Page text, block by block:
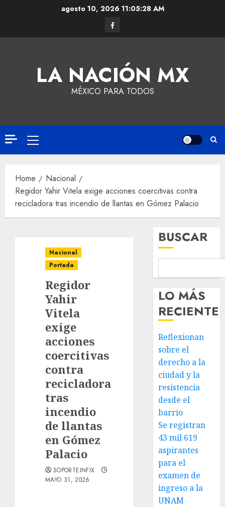
agosto 10, 2026 11:05:29 AM
LA NACIÓN MX
MÉXICO PARA TODOS
Home
Nacional
Regidor Yahir Vitela exige acciones coercitivas contra
recicladora tras incendio de llantas en Gómez Palacio
Nacional
Portada
Regidor
Yahir
Vitela
exige
acciones
coercitivas
contra
recicladora
tras
incendio
de llantas
en Gómez
Palacio
SOPORTEINFIX
MAYO 31, 2026
BUSCAR
LO MÁS
RECIENTE
Reflexionan
sobre el
derecho a la
ciudad y la
resistencia
desde el
barrio
Se registran
43 mil 619
aspirantes
para el
examen de
ingreso a la
UNAM